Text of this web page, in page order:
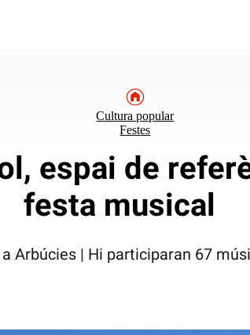
Cultura popular
Festes
espai de
festa musical
Arbúcies | Hi participaran 67